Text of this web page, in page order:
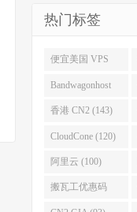
热门标签
便宜美国 VPS
(255)
Bandwagonhost
(188)
香港 CN2 (143)
CloudCone (120)
阿里云 (100)
搬瓦工优惠码